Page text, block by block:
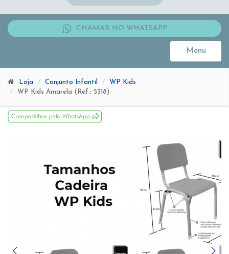
CHAMAR NO WHATSAPP
Menu
Toggle
Loja Conjunto Infantil
WP Kids
WP Kids Amarela (Ref.: 5318)